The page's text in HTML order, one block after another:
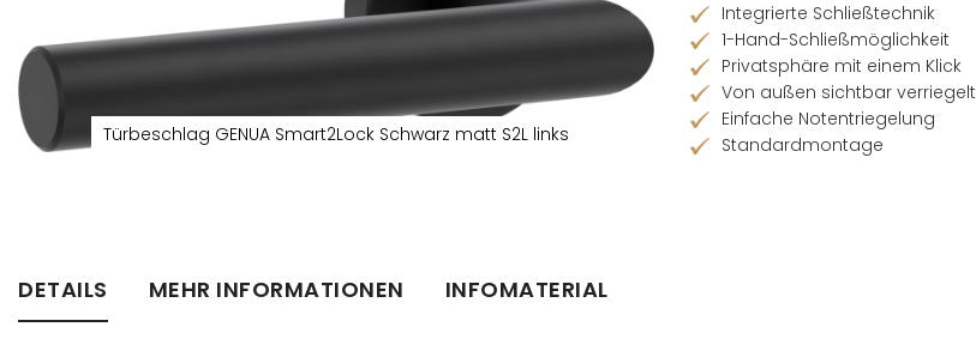
Türbeschlag GENUA Smart2Lock Schwarz matt S2L links
Integrierte Schließtechnik
1-Hand-Schließmöglichkeit
Privatsphäre mit einem Klick
Von außen sichtbar verriegelt
Einfache Notentriegelung
Standardmontage
DETAILS MEHR INFORMATIONEN INFOMATERIAL